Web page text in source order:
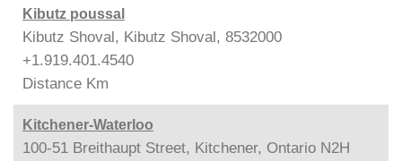
Kibutz poussal
Kibutz Shoval, Kibutz Shoval, 8532000
+1.919.401.4540
Distance Km
Kitchener-Waterloo
100-51 Breithaupt Street, Kitchener, Ontario N2H